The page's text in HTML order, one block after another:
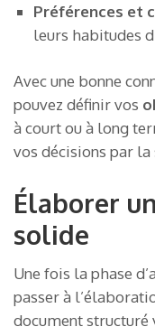
Préférences et
leurs habitudes
Avec une bonne
pouvez définir vos
à court ou à long
vos décisions par la
Élaborer
solide
Une fois la phase
passer à
document structuré